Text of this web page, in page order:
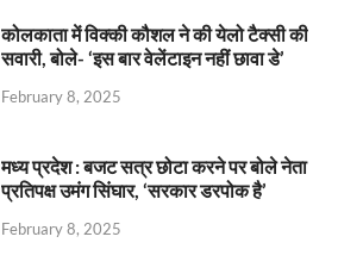
कोलकाता में विक्की कौशल ने की येलो टैक्सी की
सवारी, बोले- ‘इस बार वेलेंटाइन नहीं छावा डे’
February 8, 2025
मध्य प्रदेश : बजट सत्र छोटा करने पर बोले नेता
प्रतिपक्ष उमंग सिंघार, ‘सरकार डरपोक है’
February 8, 2025